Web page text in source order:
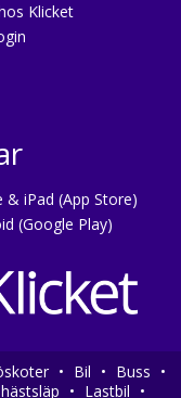
Klicket
& iPad (App Store)
(Google Play)
• Bil • Buss •
• Lastbil •